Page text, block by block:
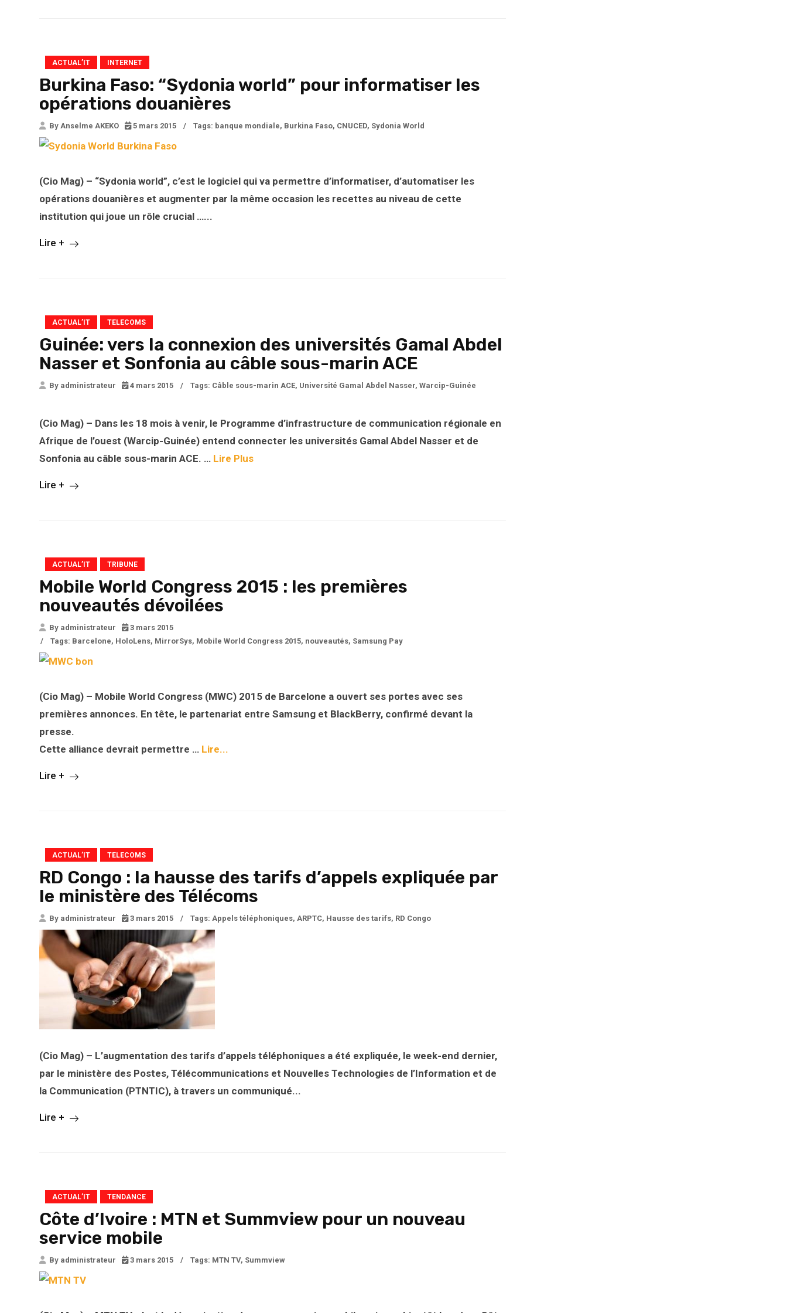
ACTUAL’IT INTERNET
Burkina Faso: “Sydonia world” pour informatiser les
opérations douanières
By Anselme AKEKO 5 mars 2015 / Tags: banque mondiale, Burkina Faso, CNUCED, Sydonia World
(Cio Mag) – “Sydonia world”, c’est le logiciel qui va permettre d’informatiser, d’automatiser les
opérations douanières et augmenter par la même occasion les recettes au niveau de cette
institution qui joue un rôle crucial …...
Lire +
ACTUAL’IT TELECOMS
Guinée: vers la connexion des universités Gamal Abdel
Nasser et Sonfonia au câble sous-marin ACE
By administrateur 4 mars 2015 / Tags: Câble sous-marin ACE, Université Gamal Abdel Nasser, Warcip-Guinée
(Cio Mag) – Dans les 18 mois à venir, le Programme d’infrastructure de communication régionale en
Afrique de l’ouest (Warcip-Guinée) entend connecter les universités Gamal Abdel Nasser et de
Sonfonia au câble sous-marin ACE. … Lire Plus
Lire +
ACTUAL’IT TRIBUNE
Mobile World Congress 2015 : les premières
nouveautés dévoilées
By administrateur
3 mars 2015
/
Tags: Barcelone, HoloLens, MirrorSys, Mobile World Congress 2015, nouveautés, Samsung Pay
(Cio Mag) – Mobile World Congress (MWC) 2015 de Barcelone a ouvert ses portes avec ses
premières annonces. En tête, le partenariat entre Samsung et BlackBerry, confirmé devant la
presse.
Cette alliance devrait permettre … Lire...
Lire +
ACTUAL’IT TELECOMS
RD Congo : la hausse des tarifs d’appels expliquée par
le ministère des Télécoms
By administrateur 3 mars 2015 / Tags: Appels téléphoniques, ARPTC, Hausse des tarifs, RD Congo
(Cio Mag) – L’augmentation des tarifs d’appels téléphoniques a été expliquée, le week-end dernier,
par le ministère des Postes, Télécommunications et Nouvelles Technologies de l’Information et de
la Communication (PTNTIC), à travers un communiqué...
Lire +
ACTUAL’IT TENDANCE
Côte d’Ivoire : MTN et Summview pour un nouveau
service mobile
By administrateur 3 mars 2015 / Tags: MTN TV, Summview